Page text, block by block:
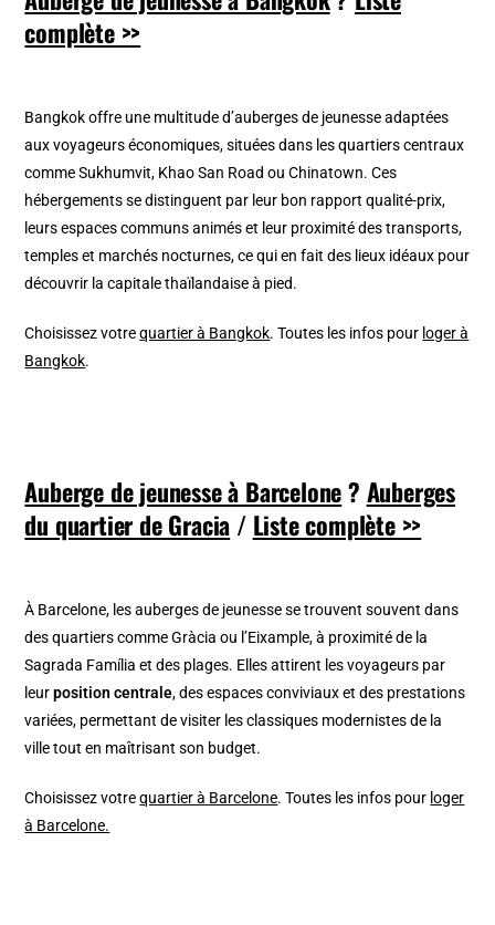
complète >>
Bangkok offre une multitude d’auberges de jeunesse adaptées
aux voyageurs économiques, situées dans les quartiers centraux
comme Sukhumvit, Khao San Road ou Chinatown. Ces
hébergements se distinguent par leur bon rapport qualité-prix,
leurs espaces communs animés et leur proximité des transports,
temples et marchés nocturnes, ce qui en fait des lieux idéaux pour
découvrir la capitale thaïlandaise à pied.
Choisissez votrequartier à Bangkok. Toutes les infos pour loger à
Bangkok.
Auberge de jeunesse à Barcelone? Auberges
du quartier de Gracia / Liste complète >>
À Barcelone, les auberges de jeunesse se trouvent souvent dans
des quartiers comme Gràcia ou l’Eixample, à proximité de la
Sagrada Família et des plages. Elles attirent les voyageurs par
leurposition centrale, des espaces conviviaux et des prestations
variées, permettant de visiter les classiques modernistes de la
ville tout en maîtrisant son budget.
Choisissez votrequartier à Barcelone. Toutes les infos pour loger
à Barcelone.